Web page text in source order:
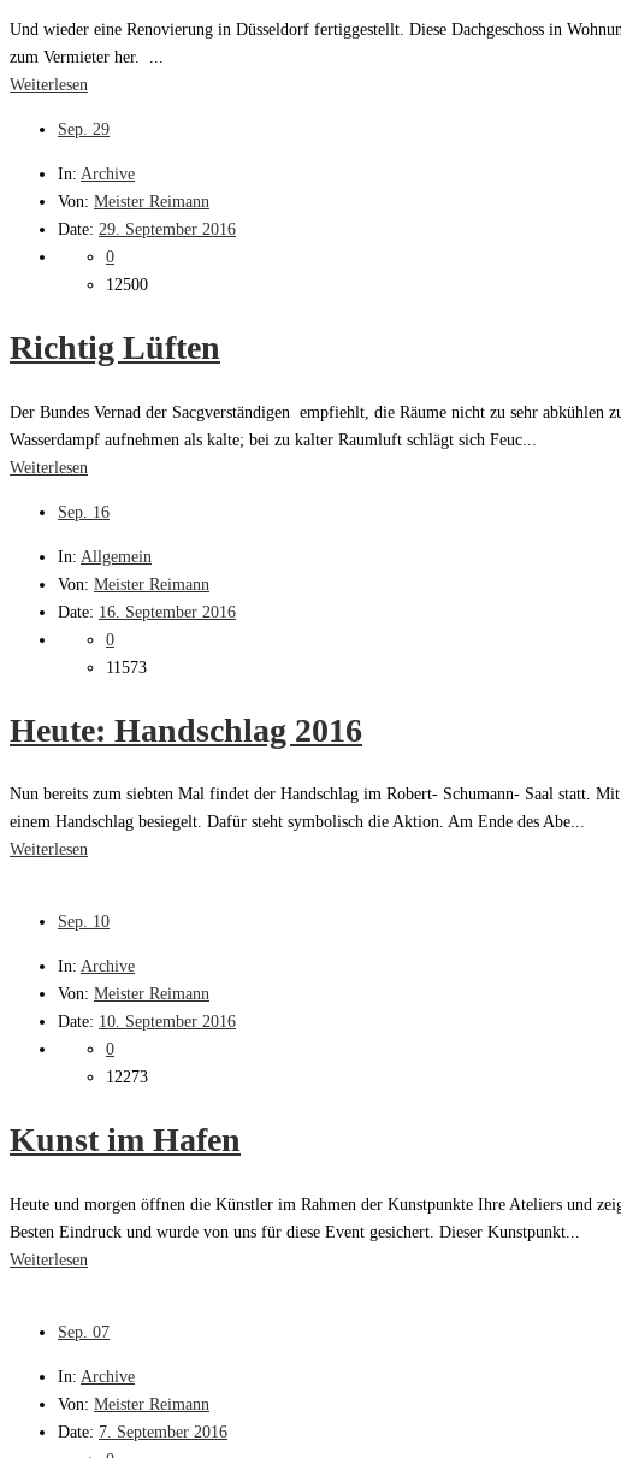
Und wieder eine Renovierung in Düsseldorf fertiggestellt. Diese Dachgeschoss in
zum Vermieter her. ...
Weiterlesen
Sep. 29
In: Archive
Von: Meister Reimann
Date: 29. September 2016
0
12500
Richtig Lüften
Der Bundes Vernad der Sacgverständigen empfiehlt, die Räume nicht zu sehr abkühlen
Wasserdampf aufnehmen als kalte; bei zu kalter Raumluft schlägt sich Feuc...
Weiterlesen
Sep. 16
In: Allgemein
Von: Meister Reimann
Date: 16. September 2016
0
11573
Heute: Handschlag 2016
Nun bereits zum siebten Mal findet der Handschlag im Robert- Schumann- Saal statt.
einem Handschlag besiegelt. Dafür steht symbolisch die Aktion. Am Ende des Abe...
Weiterlesen
Sep. 10
In: Archive
Von: Meister Reimann
Date: 10. September 2016
0
12273
Kunst im Hafen
Heute und morgen öffnen die Künstler im Rahmen der Kunstpunkte Ihre Ateliers und
Besten Eindruck und wurde von uns für diese Event gesichert. Dieser Kunstpunkt...
Weiterlesen
Sep. 07
In: Archive
Von: Meister Reimann
Date: 7. September 2016